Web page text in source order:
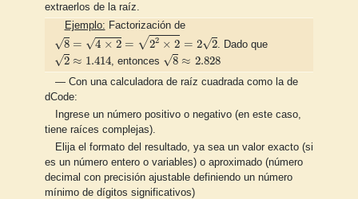
extraerlos de la raíz.
Ejemplo: Factorización de
√8 = √4 × 2 = √22 × 2 = 2√2
=4×2=22
. Dado que
√2 ≈ 1.414
2 ≈1.414
, entonces √8 ≈ 2.828
≈2.828
— Con una calculadora de raíz cuadrada como la de
dCode:
Ingrese un número positivo o negativo (en este caso,
tiene raíces complejas).
Elija el formato del resultado, ya sea un valor exacto (si
es un número entero o variables) o aproximado (número
decimal con precisión ajustable definiendo un número
mínimo de dígitos significativos)